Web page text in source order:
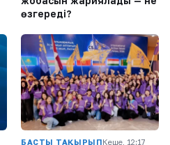
өзгереді?
БАСТЫ ТАҚЫРЫПКеше, 12:17